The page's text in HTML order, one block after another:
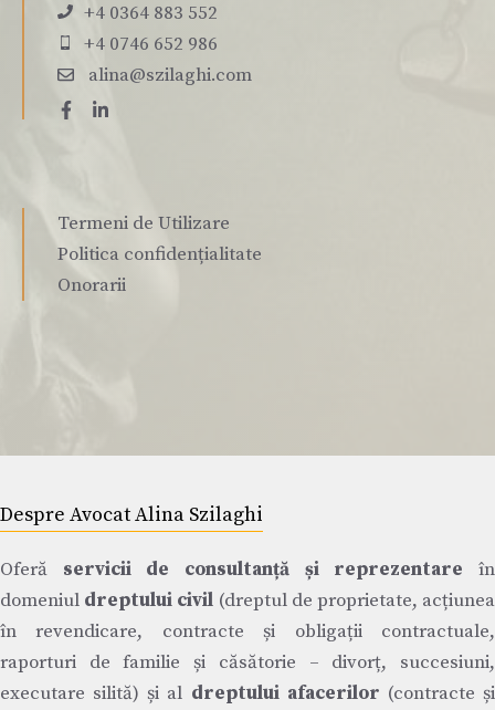
+4 0364 883 552
+4 0746 652 986
alina@szilaghi.com
Termeni de Utilizare
Politica confidențialitate
Onorarii
Despre Avocat Alina Szilaghi
Oferă servicii de consultanță și reprezentare în
domeniul dreptului civil (dreptul de proprietate, acțiunea
în revendicare, contracte și obligații contractuale,
raporturi de familie și căsătorie – divorț, succesiuni,
executare silită) și al dreptului afacerilor (contracte și